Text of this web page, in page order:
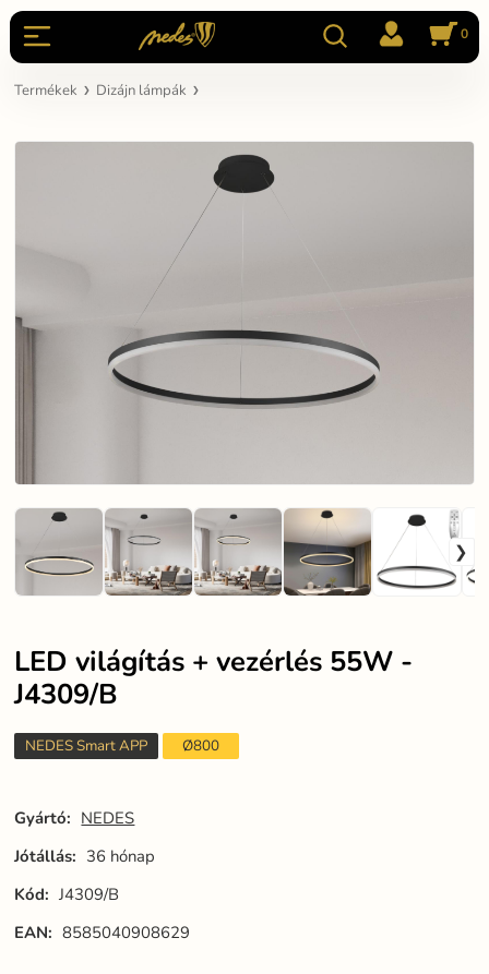
0
Termékek Dizájn lámpák
LED világítás + vezérlés 55W -
J4309/B
NEDES Smart APP Ø800
Gyártó: NEDES
Jótállás: 36 hónap
Kód: J4309/B
EAN: 8585040908629